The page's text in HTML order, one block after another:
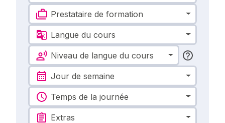
Prestataire de formation
Langue du cours
Niveau de langue du cours
Jour de semaine
Temps de la journée
Extras